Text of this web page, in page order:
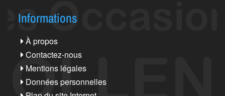
Informations
À propos
Contactez-nous
Mentions légales
Données personnelles